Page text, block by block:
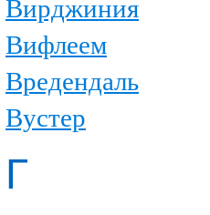
Вирджиния
Вифлеем
Вредендаль
Вустер
Г